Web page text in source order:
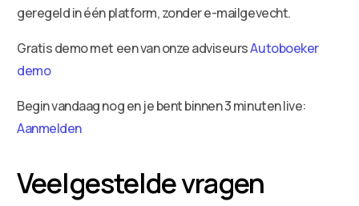
geregeld in één platform, zonder e-mailgevecht.
Gratis demo met een van onze adviseursAutoboeker
demo
Begin vandaag nog en je bent binnen 3 minuten live:
Aanmelden
Veelgestelde vragen